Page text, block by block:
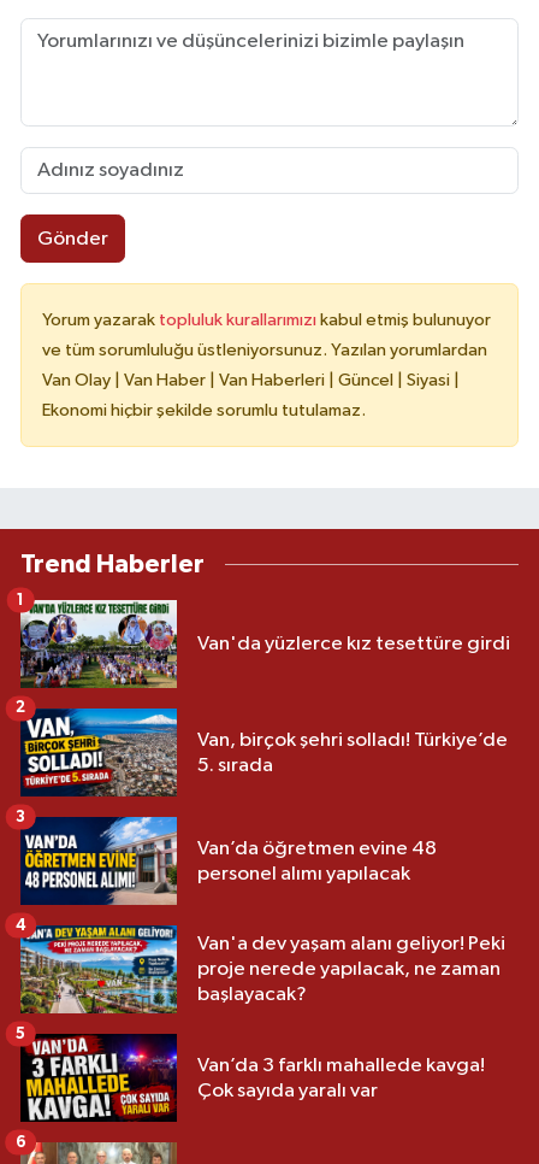
Gönder
Yorum yazarak topluluk kurallarımızı kabul etmiş bulunuyor
ve tüm sorumluluğu üstleniyorsunuz. Yazılan yorumlardan
Van Olay | Van Haber | Van Haberleri | Güncel | Siyasi |
Ekonomi hiçbir şekilde sorumlu tutulamaz.
Trend Haberler
Van'da yüzlerce kız tesettüre girdi
1
Van, birçok şehri solladı! Türkiye’de
5. sırada
2
Van’da öğretmen evine 48
personel alımı yapılacak
3
Van'a dev yaşam alanı geliyor! Peki
proje nerede yapılacak, ne zaman
başlayacak?
4
Van’da 3 farklı mahallede kavga!
Çok sayıda yaralı var
5
6